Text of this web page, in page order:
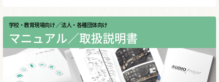
学校・教育現場向け ／ 法人・各種団体向け
マニュアル／取扱説明書